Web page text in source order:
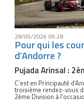
28/05/2026 09:28
Pour qui les
d’Andorre ?
Pujada Arinsal :
C’est en Principauté
troisième rendez-vous
2ème Division à